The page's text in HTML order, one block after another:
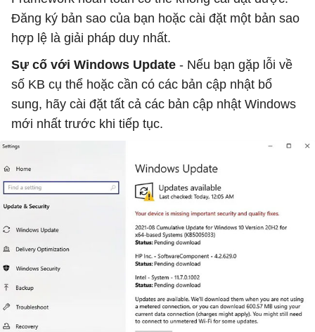
Đăng ký bản sao của bạn hoặc cài đặt một bản sao
hợp lệ là giải pháp duy nhất.
Sự cố với Windows Update - Nếu bạn gặp lỗi về
số KB cụ thể hoặc cần có các bản cập nhật bổ
sung, hãy cài đặt tất cả các bản cập nhật Windows
mới nhất trước khi tiếp tục.